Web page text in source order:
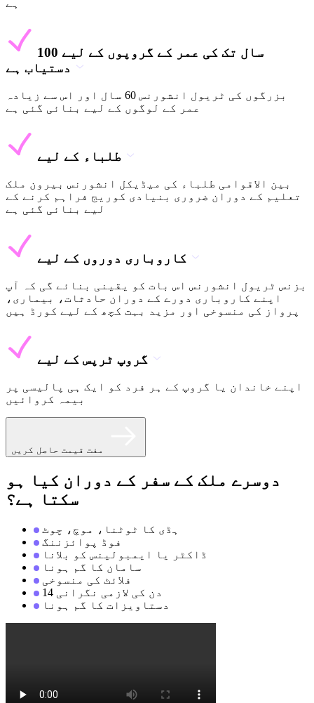
ہے
100 سال تک کی عمر کے گروپوں کے لیے
دستیاب ہے
بزرگوں کی ٹریول انشورنس 60 سال اور اس سے زیادہ
عمر کے لوگوں کے لیے بنائی گئی ہے
طلباء کے لیے
بین الاقوامی طلباء کی میڈیکل انشورنس بیرون ملک
تعلیم کے دوران ضروری بنیادی کوریج فراہم کرنے کے
لیے بنائی گئی ہے
کاروباری دوروں کے لیے
بزنس ٹریول انشورنس اس بات کو یقینی بنائے گی کہ آپ
اپنے کاروباری دورے کے دوران حادثات، بیماری،
پرواز کی منسوخی اور مزید بہت کچھ کے لیے کورڈ ہیں
گروپ ٹرپس کے لیے
اپنے خاندان یا گروپ کے ہر فرد کو ایک ہی پالیسی پر
بیمہ کروائیں
مفت قیمت حاصل کریں
دوسرے ملک کے سفر کے دوران کیا ہو
سکتا ہے؟
ہڈی کا ٹوٹنا، موچ، چوٹ
فوڈ پوائزننگ
ڈاکٹر یا ایمبولینس کو بلانا
سامان کا گم ہونا
فلائٹ کی منسوخی
14 دن کی لازمی نگرانی
دستاویزات کا گم ہونا